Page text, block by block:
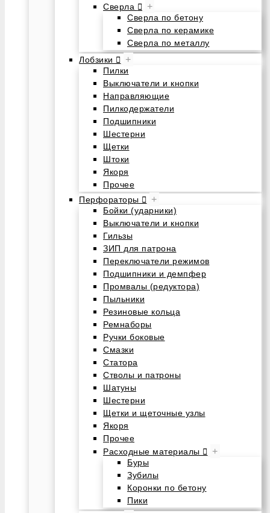
Сверла
+
Сверла по бетону
Сверла по керамике
Сверла по металлу
Лобзики
+
Пилки
Выключатели и кнопки
Направляющие
Пилкодержатели
Подшипники
Шестерни
Щетки
Штоки
Якоря
Прочее
Перфораторы
+
Бойки (ударники)
Выключатели и кнопки
Гильзы
ЗИП для патрона
Переключатели режимов
Подшипники и демпфер
Промвалы (редуктора)
Пыльники
Резиновые кольца
Ремнаборы
Ручки боковые
Смазки
Статора
Стволы и патроны
Шатуны
Шестерни
Щетки и щеточные узлы
Якоря
Прочее
Расходные материалы
+
Буры
Зубилы
Коронки по бетону
Пики